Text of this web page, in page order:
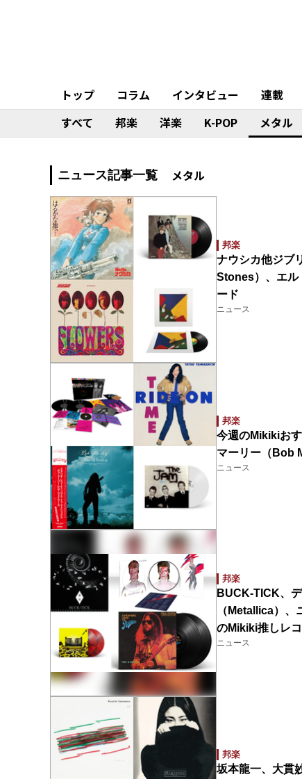
トップ コラム インタビュー 連載
すべて
邦楽 洋楽 K-POP メタル
ニュース記事一覧 メタル
邦楽
ナウシカ他ジブ
Stones）、エル
ード
ニュース
邦楽
今週のMikikiお
マーリー（Bob
ニュース
邦楽
BUCK-TICK、
（Metallica）
のMikiki推しレ
ニュース
邦楽
坂本龍一、大貫